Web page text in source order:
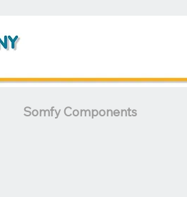
Somfy Components